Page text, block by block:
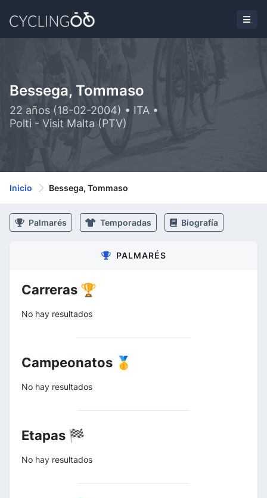
Bessega, Tommaso
22 años (18-02-2004) • ITA •
Polti - Visit Malta (PTV)
Inicio Bessega, Tommaso
Palmarés Temporadas Biografía
PALMARÉS
Carreras 🏆
No hay resultados
Campeonatos 🥇
No hay resultados
Etapas 🏁
No hay resultados